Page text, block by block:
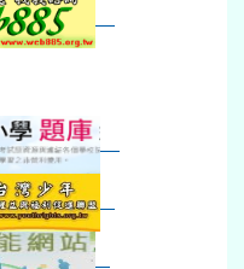
讀...
學程說明會...
12:30幹部訓練七年級新生健檢
超額比序暨免試入學...